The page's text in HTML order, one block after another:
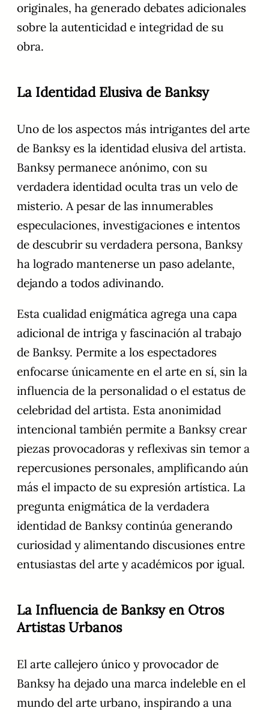
originales, ha generado debates adicionales
sobre la autenticidad e integridad de su
obra.
La Identidad Elusiva de Banksy
Uno de los aspectos más intrigantes del arte
de Banksy es la identidad elusiva del artista.
Banksy permanece anónimo, con su
verdadera identidad oculta tras un velo de
misterio. A pesar de las innumerables
especulaciones, investigaciones e intentos
de descubrir su verdadera persona, Banksy
ha logrado mantenerse un paso adelante,
dejando a todos adivinando.
Esta cualidad enigmática agrega una capa
adicional de intriga y fascinación al trabajo
de Banksy. Permite a los espectadores
enfocarse únicamente en el arte en sí, sin la
influencia de la personalidad o el estatus de
celebridad del artista. Esta anonimidad
intencional también permite a Banksy crear
piezas provocadoras y reflexivas sin temor a
repercusiones personales, amplificando aún
más el impacto de su expresión artística. La
pregunta enigmática de la verdadera
identidad de Banksy continúa generando
curiosidad y alimentando discusiones entre
entusiastas del arte y académicos por igual.
La Influencia de Banksy en Otros
Artistas Urbanos
El arte callejero único y provocador de
Banksy ha dejado una marca indeleble en el
mundo del arte urbano, inspirando a una